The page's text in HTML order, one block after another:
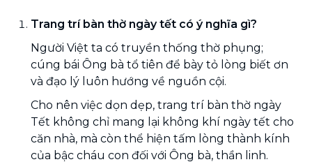
Trang trí bàn thờ ngày tết có ý nghĩa gì?
Người Việt ta có truyền thống thờ phụng;
cúng bái Ông bà tổ tiên để bày tỏ lòng biết ơn
và đạo lý luôn hướng về nguồn cội.
Cho nên việc dọn dẹp, trang trí bàn thờ ngày
Tết không chỉ mang lại không khí ngày tết cho
căn nhà, mà còn thể hiện tấm lòng thành kính
của bậc cháu con đối với Ông bà, thần linh.